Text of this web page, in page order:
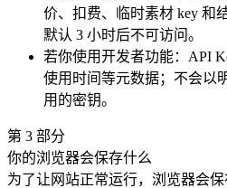
价、扣费、临时素材 key 和
默认 3 小时后不可访问。
若你使用开发者功能：API
使用时间等元数据；不会以
用的密钥。
第 3 部分
你的浏览器会保存什么
为了让网站正常运行，浏览器会